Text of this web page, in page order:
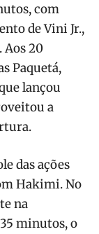
com
de Vini Jr.,
20
Paquetá,
lançou
a
das ações
Hakimi. No
na
minutos, o